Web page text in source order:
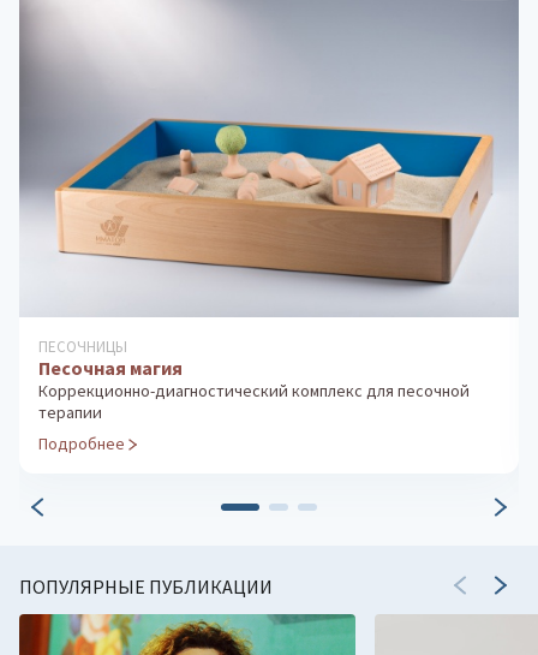
ДИАГНОСТИКА ОСОБЕННОСТЕЙ ЛИЧНОСТИ
Методика «ТАСТ»
Диагностика акцентуаций свойств темперамента
Подробнее
ПОПУЛЯРНЫЕ ПУБЛИКАЦИИ